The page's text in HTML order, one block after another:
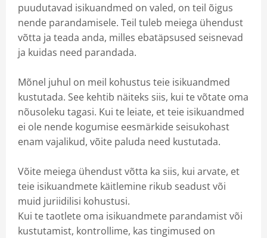
puudutavad isikuandmed on valed, on teil õigus
nende parandamisele. Teil tuleb meiega ühendust
võtta ja teada anda, milles ebatäpsused seisnevad
ja kuidas need parandada.
Mõnel juhul on meil kohustus teie isikuandmed
kustutada. See kehtib näiteks siis, kui te võtate oma
nõusoleku tagasi. Kui te leiate, et teie isikuandmed
ei ole nende kogumise eesmärkide seisukohast
enam vajalikud, võite paluda need kustutada.
Võite meiega ühendust võtta ka siis, kui arvate, et
teie isikuandmete käitlemine rikub seadust või
muid juriidilisi kohustusi.
Kui te taotlete oma isikuandmete parandamist või
kustutamist, kontrollime, kas tingimused on